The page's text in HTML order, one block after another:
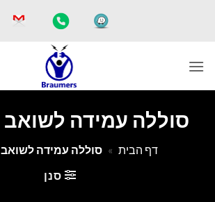
סוללה עמידה לשואב S5MAX
דף הבית » סוללה עמידה לשואב S5MAX
סנן